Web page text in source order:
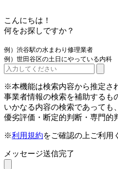
こんにちは！
何をお探しですか？
例）渋谷駅の水まわり修理業者
例）世田谷区の土日にやっている内科
※本機能は検索内容から推定さ
事業者情報の検索を補助するも
いかなる内容の検索であっても
優劣評価・断定的判断・専門的
※利用規約をご確認の上ご利用
メッセージ送信完了